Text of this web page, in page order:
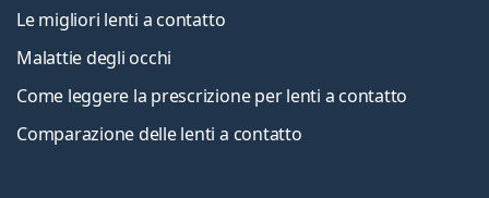
Le migliori lenti a contatto
Malattie degli occhi
Come leggere la prescrizione per lenti a contatto
Comparazione delle lenti a contatto